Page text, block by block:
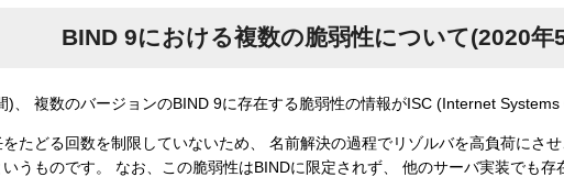
BIND 9における複数の脆弱性について(2020年
)、 複数のバージョンのBIND 9に存在する脆弱性の情報がISC (Internet Systems
たどる回数を制限していないため、 名前解決の過程でリゾルバを高負荷にさ
うものです。 なお、この脆弱性はBINDに限定されず、 他のサーバ実装でも存